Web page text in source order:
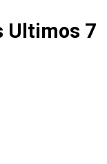
Ultimos 7